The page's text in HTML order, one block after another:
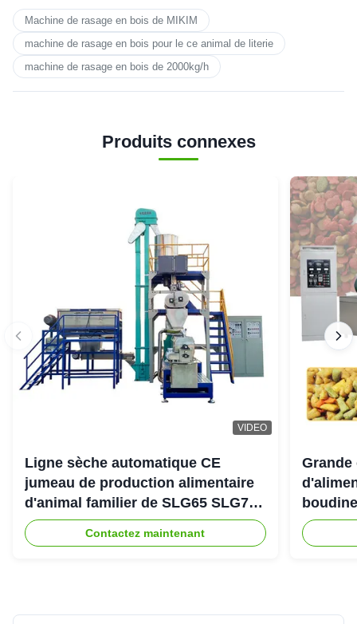
Machine de rasage en bois de MIKIM
machine de rasage en bois pour le ce animal de literie
machine de rasage en bois de 2000kg/h
Produits connexes
VIDEO
Ligne sèche automatique CE
jumeau de production alimentaire
d'animal familier de SLG65 SLG70
de boudineuse à vis de parallèle
Contactez maintenant
sortie